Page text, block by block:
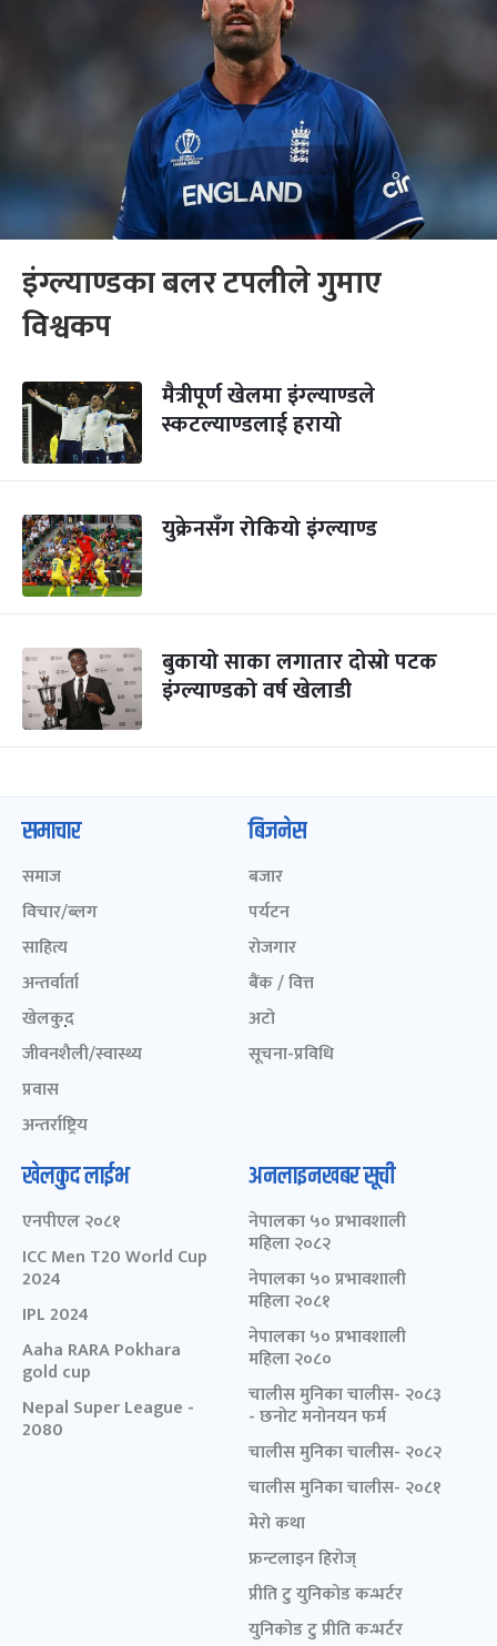
इंग्ल्याण्डका बलर टपलीले गुमाए
विश्वकप
मैत्रीपूर्ण खेलमा इंग्ल्याण्डले
स्कटल्याण्डलाई हरायो
युक्रेनसँग रोकियो इंग्ल्याण्ड
बुकायो साका लगातार दोस्रो पटक
इंग्ल्याण्डको वर्ष खेलाडी
समाचार
समाज
विचार/ब्लग
साहित्य
अन्तर्वार्ता
खेलकुद़़
जीवनशैली/स्वास्थ्य
प्रवास
अन्तर्राष्ट्रिय
बिजनेस
बजार
पर्यटन
रोजगार
बैंक / वित्त
अटो
सूचना-प्रविधि
खेलकुद लाईभ
एनपीएल २०८१
ICC Men T20 World Cup
2024
IPL 2024
Aaha RARA Pokhara
gold cup
Nepal Super League -
2080
अनलाइनखबर सूची
नेपालका ५० प्रभावशाली
महिला २०८२
नेपालका ५० प्रभावशाली
महिला २०८१
नेपालका ५० प्रभावशाली
महिला २०८०
चालीस मुनिका चालीस- २०८३
- छनोट मनोनयन फर्म
चालीस मुनिका चालीस- २०८२
चालीस मुनिका चालीस- २०८१
मेरो कथा
फ्रन्टलाइन हिरोज्
प्रीति टु युनिकोड कन्भर्टर
युनिकोड टु प्रीति कन्भर्टर